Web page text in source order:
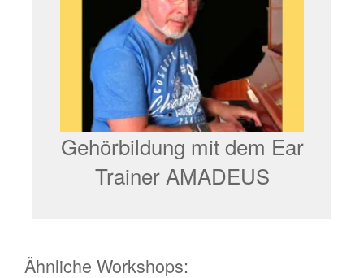
Gehörbildung mit dem Ear
Trainer AMADEUS
Ähnliche Workshops: